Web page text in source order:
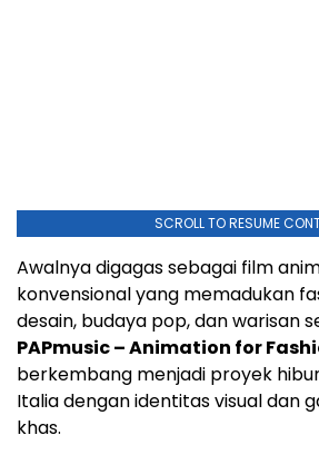
SCROLL TO RESUME
Awalnya digagas sebagai film
konvensional yang memadukan
desain, budaya pop, dan warisan
PAPmusic – Animation for
berkembang menjadi proyek
Italia dengan identitas visual dan
khas.